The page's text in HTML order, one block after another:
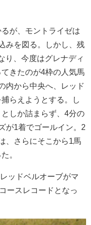
が、モントライゼは
みを図る。しかし、残
り、今度はグレナディ
きたのが4枠の人気馬
内から中央へ、レッド
らえようとする。し
しか詰まらず、4分の
が1着でゴールイン。2
、さらにそこから1馬
。
ッドベルオーブがマ
ースレコードとなっ